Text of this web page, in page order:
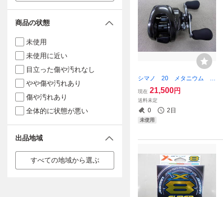
シマノ 20 メタニウム H
G 右 未使用 本体のみ
現在 21,500円
送料未定
0 2日
未使用
商品の状態
未使用
未使用に近い
目立った傷や汚れなし
やや傷や汚れあり
傷や汚れあり
全体的に状態が悪い
出品地域
すべての地域から選ぶ